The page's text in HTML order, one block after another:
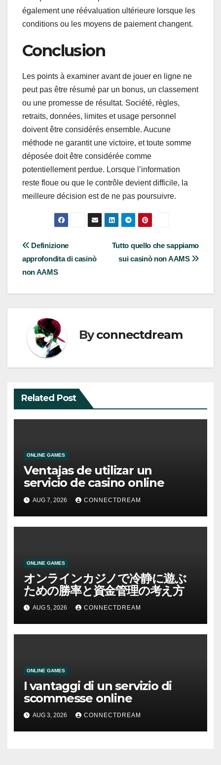
également une réévaluation ultérieure lorsque les
conditions ou les moyens de paiement changent.
Conclusion
Les points à examiner avant de jouer en ligne ne
peut pas être résumé par un bonus, un classement
ou une promesse de résultat. Société, règles,
retraits, données, limites et usage personnel
doivent être considérés ensemble. Aucune
méthode ne garantit une victoire, et toute somme
déposée doit être considérée comme
potentiellement perdue. Lorsque l’information
reste floue ou que le contrôle devient difficile, la
meilleure décision est de ne pas poursuivre.
Post
navigation
Tutto quello che sappiamo
sui casinò non AAMS
Definizione
approfondita di casinò
non AAMS
Byconnectdream
Related Post
ONLINE GAMES
Ventajas de utilizar un
servicio de casino online
AUG 7, 2026 CONNECTDREAM
ONLINE GAMES
オンラインカジノで冷静に遊ぶ
ための勝率と資金管理の考え方
AUG 5, 2026 CONNECTDREAM
ONLINE GAMES
I vantaggi di un servizio di
scommesse online
AUG 3, 2026 CONNECTDREAM